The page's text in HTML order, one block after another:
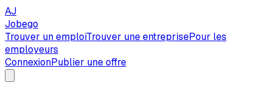
AJ
Jobego
Trouver un emploiTrouver une entreprisePour les
employeurs
ConnexionPublier une offre